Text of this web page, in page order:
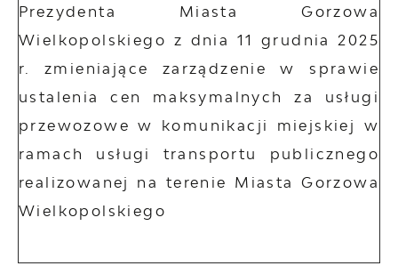
Prezydenta Miasta Gorzowa
Wielkopolskiego z dnia 11 grudnia 2025
r. zmieniające zarządzenie w sprawie
ustalenia cen maksymalnych za usługi
przewozowe w komunikacji miejskiej w
ramach usługi transportu publicznego
realizowanej na terenie Miasta Gorzowa
Wielkopolskiego